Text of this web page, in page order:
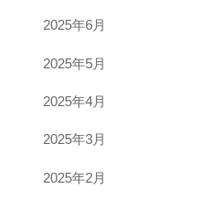
2025年6月
2025年5月
2025年4月
2025年3月
2025年2月